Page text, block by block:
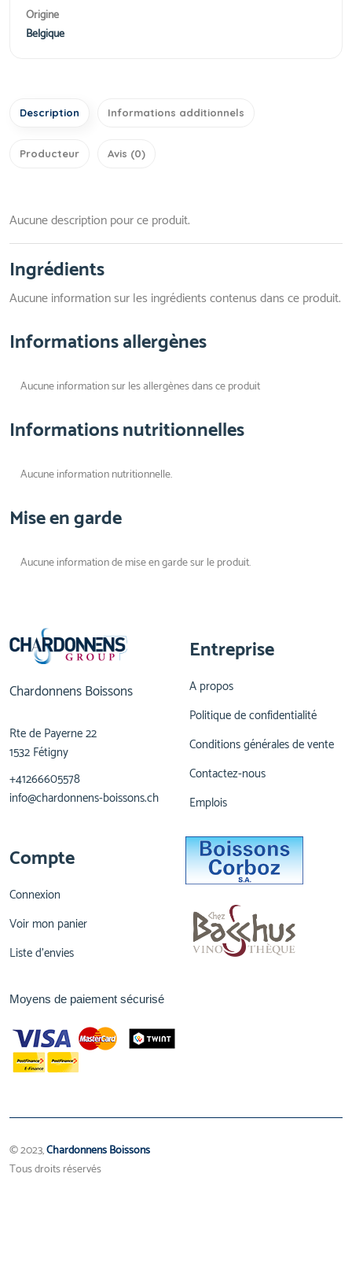
Origine
Belgique
Description Informations additionnels
Producteur Avis (0)
Aucune description pour ce produit.
Ingrédients
Aucune information sur les ingrédients contenus dans ce produit.
Informations allergènes
Aucune information sur les allergènes dans ce produit
Informations nutritionnelles
Aucune information nutritionnelle.
Mise en garde
Aucune information de mise en garde sur le produit.
Chardonnens Boissons
Rte de Payerne 22
1532 Fétigny
+41266605578
info@chardonnens-boissons.ch
Entreprise
A propos
Politique de confidentialité
Conditions générales de vente
Contactez-nous
Emplois
Compte
Connexion
Voir mon panier
Liste d'envies
Moyens de paiement sécurisé
© 2023,Chardonnens Boissons
Tous droits réservés